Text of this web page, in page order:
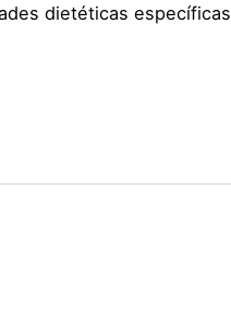
dietéticas específicas